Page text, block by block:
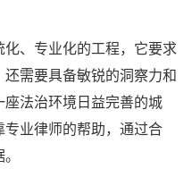
、专业化的工程，它要求
需要具备敏锐的洞察力和
法治环境日益完善的城
业律师的帮助，通过合